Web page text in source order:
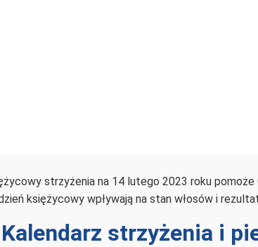
strzyżenia na 14 lutego 2023 roku
księżycowy wpływają na stan włosów i
Kalendarz strzyżenia i